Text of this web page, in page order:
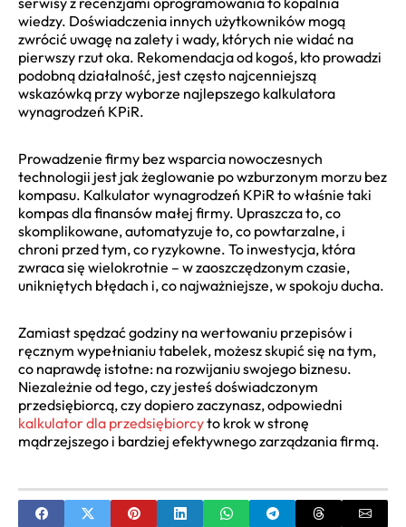
wiedzy. Doświadczenia innych użytkowników mogą
zwrócić uwagę na zalety i wady, których nie widać na
pierwszy rzut oka. Rekomendacja od kogoś, kto prowadzi
podobną działalność, jest często najcenniejszą
wskazówką przy wyborze najlepszego kalkulatora
wynagrodzeń KPiR.
Prowadzenie firmy bez wsparcia nowoczesnych
technologii jest jak żeglowanie po wzburzonym morzu bez
kompasu. Kalkulator wynagrodzeń KPiR to właśnie taki
kompas dla finansów małej firmy. Upraszcza to, co
skomplikowane, automatyzuje to, co powtarzalne, i
chroni przed tym, co ryzykowne. To inwestycja, która
zwraca się wielokrotnie – w zaoszczędzonym czasie,
unikniętych błędach i, co najważniejsze, w spokoju ducha.
Zamiast spędzać godziny na wertowaniu przepisów i
ręcznym wypełnianiu tabelek, możesz skupić się na tym,
co naprawdę istotne: na rozwijaniu swojego biznesu.
Niezależnie od tego, czy jesteś doświadczonym
przedsiębiorcą, czy dopiero zaczynasz, odpowiedni
kalkulator dla przedsiębiorcyto krok w stronę
mądrzejszego i bardziej efektywnego zarządzania firmą.